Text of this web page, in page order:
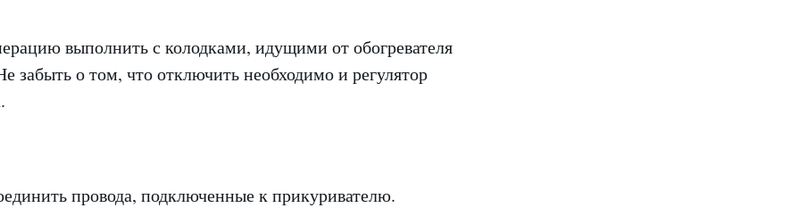
выполнить с колодками, идущими от обогревателя
забыть о том, что отключить необходимо и регулятор
провода, подключенные к прикуривателю.